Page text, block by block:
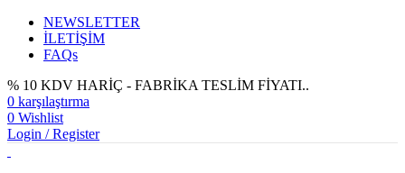
NEWSLETTER
İLETİŞİM
FAQs
% 10 KDV HARİÇ - FABRİKA TESLİM FİYATI..
0 karşılaştırma
0 Wishlist
Login / Register